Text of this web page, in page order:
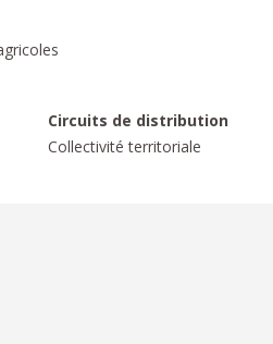
Circuits de distribution
Collectivité territoriale